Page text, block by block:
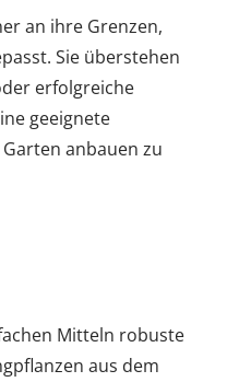
an ihre Grenzen,
Sie überstehen
erfolgreiche
geeignete
anbauen zu
Mitteln robuste
aus dem